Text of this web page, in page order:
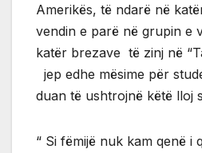
Amerikës, të ndarë në
vendin e parë në grupin e
katër brezave të zinj në
jep edhe mësime për
duan të ushtrojnë këtë lloj
“ Si fëmijë nuk kam qenë i